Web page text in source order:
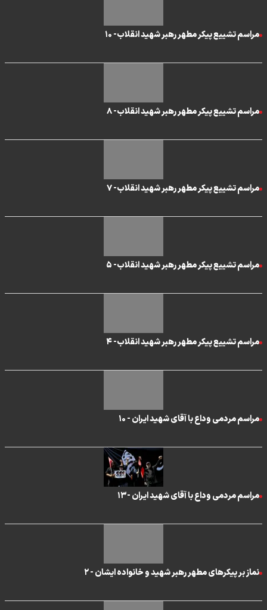
مراسم تشییع پیکر مطهر رهبر شهید انقلاب- ۱۰
مراسم تشییع پیکر مطهر رهبر شهید انقلاب- ۸
مراسم تشییع پیکر مطهر رهبر شهید انقلاب- ۷
مراسم تشییع پیکر مطهر رهبر شهید انقلاب- ۵
مراسم تشییع پیکر مطهر رهبر شهید انقلاب- ۴
مراسم مردمی وداع با آقای شهید ایران - ۱۰
مراسم مردمی وداع با آقای شهید ایران -۱۳
نماز بر پیکر‌های مطهر رهبر شهید و خانواده ایشان - ۲